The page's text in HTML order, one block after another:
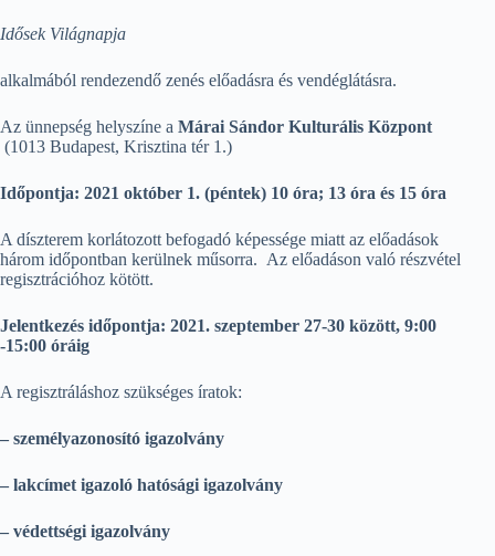
Idősek Világnapja
alkalmából rendezendő zenés előadásra és vendéglátásra.
Az ünnepség helyszíne a Márai Sándor Kulturális Központ
(1013 Budapest, Krisztina tér 1.)
Időpontja: 2021 október 1. (péntek) 10 óra; 13 óra és 15 óra
A díszterem korlátozott befogadó képessége miatt az előadások
három időpontban kerülnek műsorra. Az előadáson való részvétel
regisztrációhoz kötött.
Jelentkezés időpontja: 2021. szeptember 27-30 között, 9:00
-15:00 óráig
A regisztráláshoz szükséges íratok:
– személyazonosító igazolvány
– lakcímet igazoló hatósági igazolvány
– védettségi igazolvány